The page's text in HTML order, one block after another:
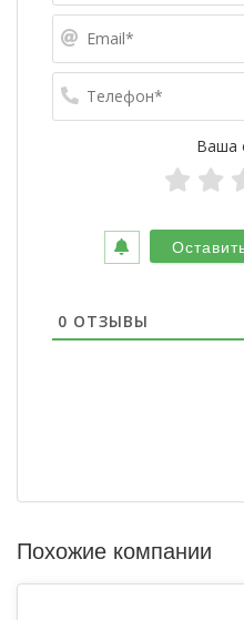
Ваша
0 ОТЗЫВЫ
Похожие компании